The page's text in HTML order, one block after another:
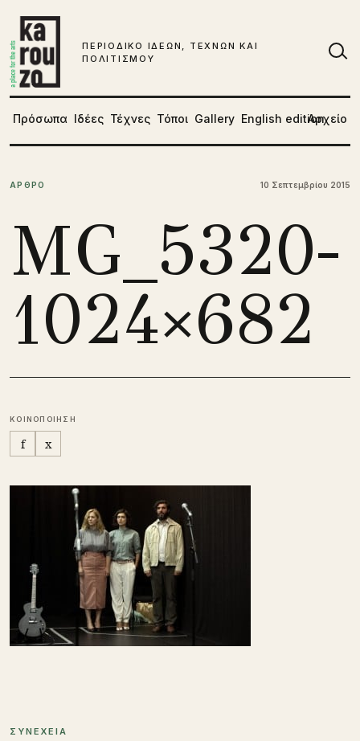
ΠΕΡΙΟΔΙΚΟ ΙΔΕΩΝ, ΤΕΧΝΩΝ ΚΑΙ
ΠΟΛΙΤΙΣΜΟΥ
Πρόσωπα Ιδέες Τέχνες Τόποι Gallery English editionΑρχείο
ΑΡΘΡΟ 10 Σεπτεμβρίου 2015
MG_5320-
1024×682
ΚΟΙΝΟΠΟΙΗΣΗ
f x
ΣΥΝΕΧΕΙΑ